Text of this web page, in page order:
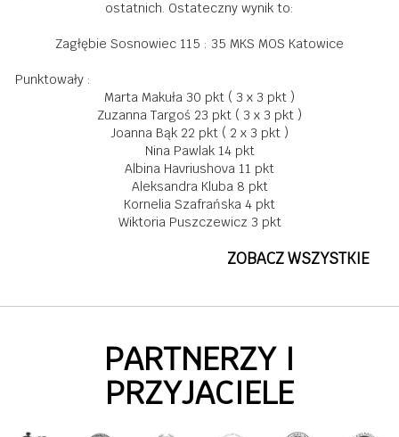
ostatnich. Ostateczny wynik to:
Zagłębie Sosnowiec 115 : 35 MKS MOS Katowice
Punktowały :
Marta Makuła 30 pkt ( 3 x 3 pkt )
Zuzanna Targoś 23 pkt ( 3 x 3 pkt )
Joanna Bąk 22 pkt ( 2 x 3 pkt )
Nina Pawlak 14 pkt
Albina Havriushova 11 pkt
Aleksandra Kluba 8 pkt
Kornelia Szafrańska 4 pkt
Wiktoria Puszczewicz 3 pkt
ZOBACZ WSZYSTKIE
PARTNERZY I
PRZYJACIELE